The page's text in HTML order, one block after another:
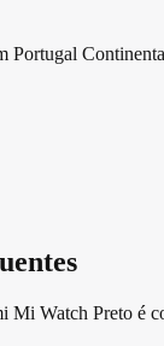
Portugal
Mi Watch Preto é